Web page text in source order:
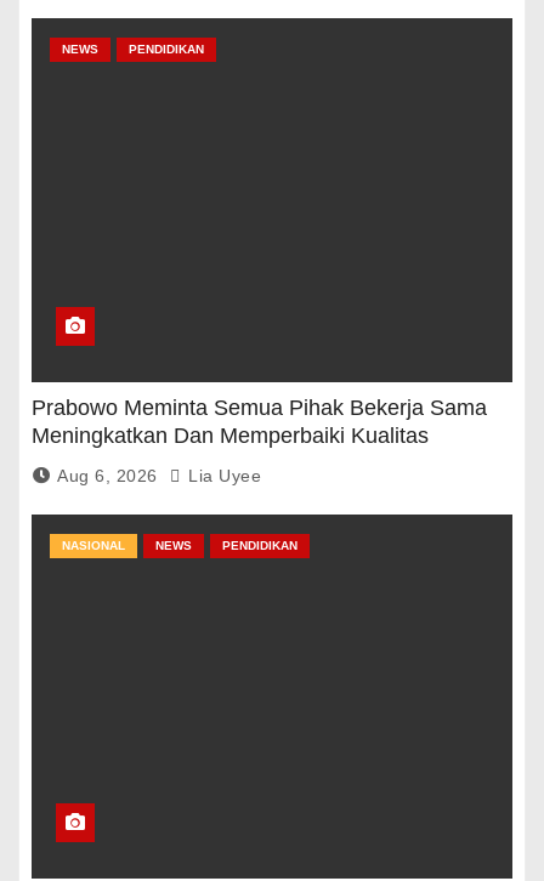
NEWS PENDIDIKAN
Prabowo Meminta Semua Pihak Bekerja Sama
Meningkatkan Dan Memperbaiki Kualitas
Pendidikan
Aug 6, 2026 Lia Uyee
NASIONAL NEWS PENDIDIKAN